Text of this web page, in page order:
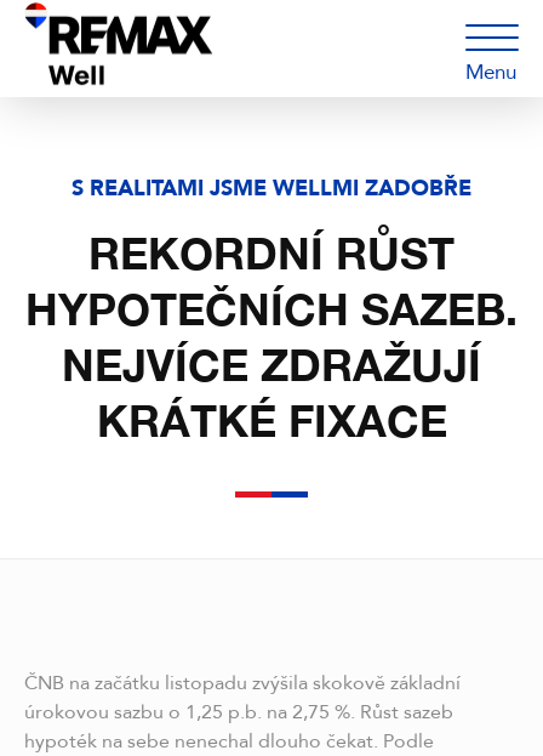
Menu
S REALITAMI JSME WELLMI ZADOBŘE
REKORDNÍ RŮST
HYPOTEČNÍCH SAZEB.
NEJVÍCE ZDRAŽUJÍ
KRÁTKÉ FIXACE
ČNB na začátku listopadu zvýšila skokově základní
úrokovou sazbu o 1,25 p.b. na 2,75 %. Růst sazeb
hypoték na sebe nenechal dlouho čekat. Podle